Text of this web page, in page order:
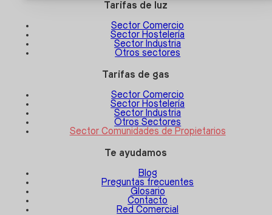
Tarifas de luz
Sector Comercio
Sector Hostelería
Sector Industria
Otros sectores
Tarifas de gas
Sector Comercio
Sector Hostelería
Sector Industria
Otros Sectores
Sector Comunidades de Propietarios
Te ayudamos
Blog
Preguntas frecuentes
Glosario
Contacto
Red Comercial